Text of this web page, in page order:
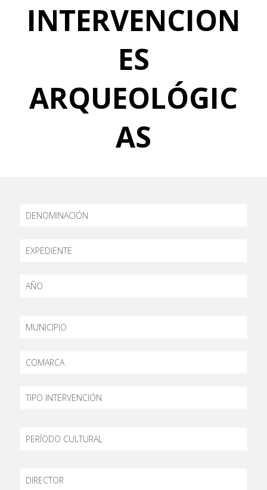
INTERVENCION
ES
ARQUEOLÓGIC
AS
DENOMINACIÓN
EXPEDIENTE
AÑO
MUNICIPIO
COMARCA
TIPO
PERÍODO
DIRECTOR